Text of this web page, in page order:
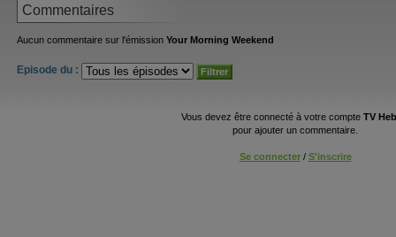
Commentaires
Aucun commentaire sur l'émission Your Morning Weekend
Episode du :
Vous devez être connecté à votre compte TV
pour ajouter un commentaire.
Se connecter/ S'inscrire